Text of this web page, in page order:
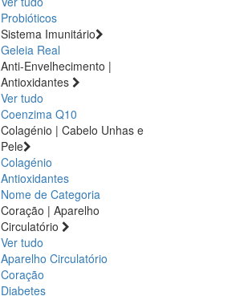
Probióticos
Sistema Imunitário
Geleia Real
Anti-Envelhecimento |
Antioxidantes
Ver tudo
Coenzima Q10
Colagénio | Cabelo Unhas e
Pele
Colagénio
Antioxidantes
Nome de Categoria
Coração | Aparelho
Circulatório
Ver tudo
Aparelho Circulatório
Coração
Diabetes